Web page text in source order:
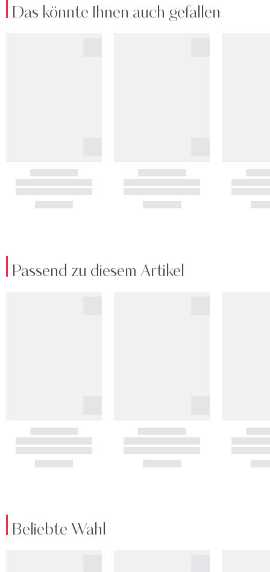
Das könnte Ihnen auch gefallen
Passend zu diesem Artikel
Beliebte Wahl